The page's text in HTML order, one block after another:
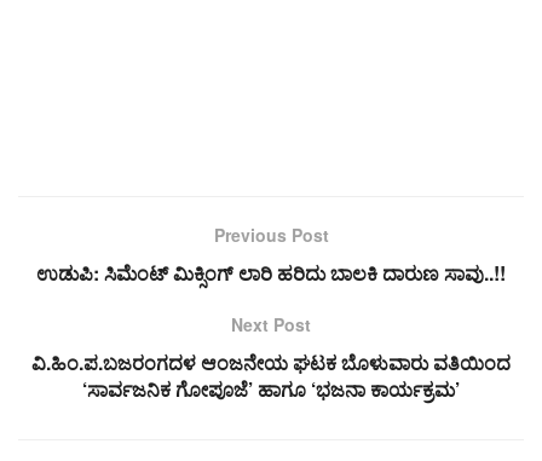
Previous Post
ಉಡುಪಿ: ಸಿಮೆಂಟ್ ಮಿಕ್ಸಿಂಗ್ ಲಾರಿ ಹರಿದು ಬಾಲಕಿ ದಾರುಣ ಸಾವು..!!
Next Post
ವಿ.ಹಿಂ.ಪ.ಬಜರಂಗದಳ ಆಂಜನೇಯ ಘಟಕ ಬೊಳುವಾರು ವತಿಯಿಂದ
‘ಸಾರ್ವಜನಿಕ ಗೋಪೂಜೆ’ ಹಾಗೂ ‘ಭಜನಾ ಕಾರ್ಯಕ್ರಮ’